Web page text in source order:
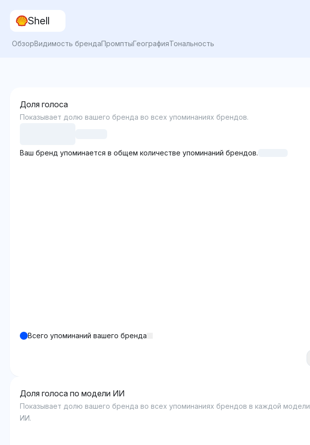
Shell
ОбзорВидимость брендаПромптыГеографияТональность
Доля голоса
Показывает долю вашего бренда во всех упоминаниях брендов.
Ваш бренд упоминается в общем количестве упоминаний брендов.
Всего упоминаний вашего бренда
Доля голоса по модели ИИ
Показывает долю вашего бренда во всех упоминаниях брендов в каждой модели
ИИ.